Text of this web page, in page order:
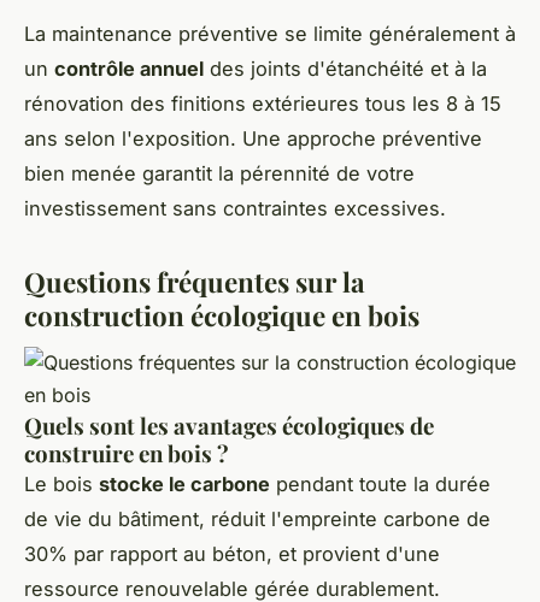
La maintenance préventive se limite généralement à
un contrôle annuel des joints d'étanchéité et à la
rénovation des finitions extérieures tous les 8 à 15
ans selon l'exposition. Une approche préventive
bien menée garantit la pérennité de votre
investissement sans contraintes excessives.
Questions fréquentes sur la
construction écologique en bois
Quels sont les avantages écologiques de
construire en bois ?
Le bois stocke le carbone pendant toute la durée
de vie du bâtiment, réduit l'empreinte carbone de
30% par rapport au béton, et provient d'une
ressource renouvelable gérée durablement.